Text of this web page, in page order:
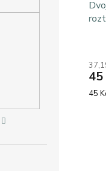
je
5,0
45
45